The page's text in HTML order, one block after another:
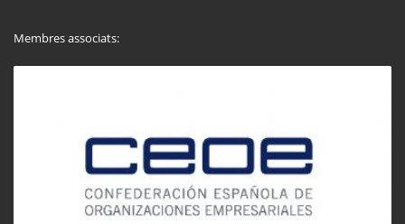
Membres associats: